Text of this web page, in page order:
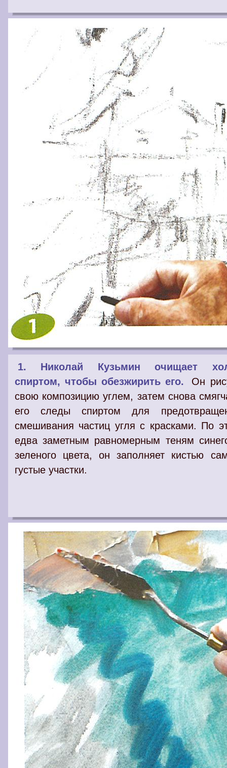
1. Николай Кузьмин очищает
спиртом, чтобы обезжирить его.
Он
свою композицию углем, затем снова
его следы спиртом для
смешивания частиц угля с красками. По
едва заметным равномерным теням
зеленого цвета, он заполняет кистью
густые участки.